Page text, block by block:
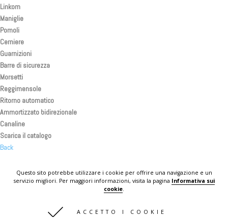
Questo sito potrebbe utilizzare i cookie per offrire una navigazione e un
servizio migliori. Per maggiori informazioni, visita la pagina Informativa sui
cookie.
ACCETTO I COOKIE
Linkom
Maniglie
Pomoli
Cerniere
Guarnizioni
Barre di sicurezza
Morsetti
Reggimensole
Ritorno automatico
Ammortizzato bidirezionale
Canaline
Scarica il catalogo
Back
KOMPLAST IN THE WORLD